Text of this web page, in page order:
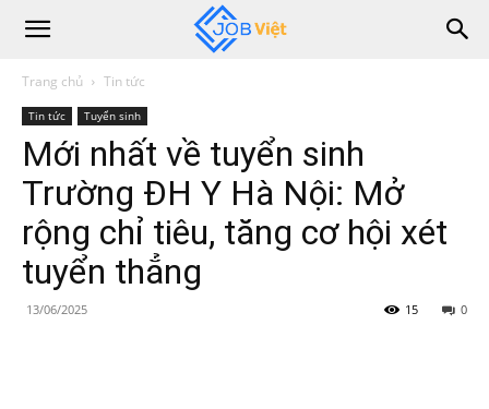
Trang chủ Tin tức
Tin tức Tuyển sinh
Mới nhất về tuyển sinh
Trường ĐH Y Hà Nội: Mở
rộng chỉ tiêu, tăng cơ hội xét
tuyển thẳng
13/06/2025 0
15